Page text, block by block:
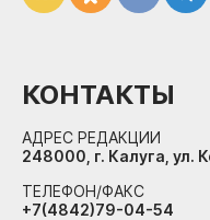
КОНТАКТЫ
АДРЕС РЕДАКЦИИ
248000, г. Калуга, ул.
ТЕЛЕФОН/ФАКС
+7(4842)79-04-54